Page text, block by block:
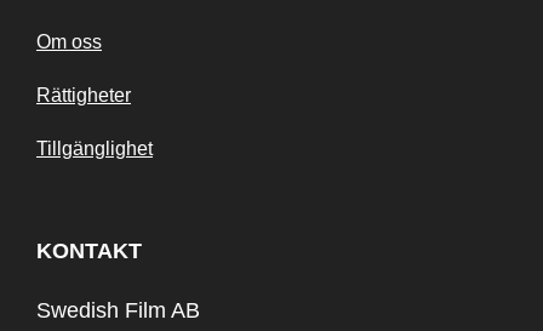
Om oss
Rättigheter
Tillgänglighet
KONTAKT
Swedish Film AB